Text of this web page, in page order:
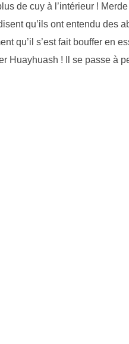
de cuy à l’intérieur !
qu’ils ont entendu des
qu’il s’est fait bouffer en
Huayhuash ! Il se passe à